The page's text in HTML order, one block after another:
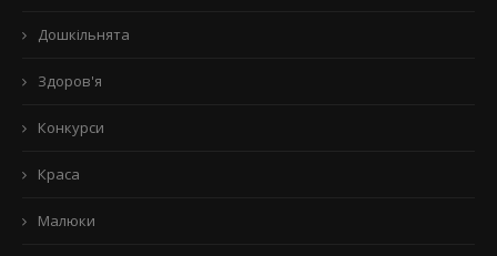
Дошкільнята
Здоров'я
Конкурси
Краса
Малюки